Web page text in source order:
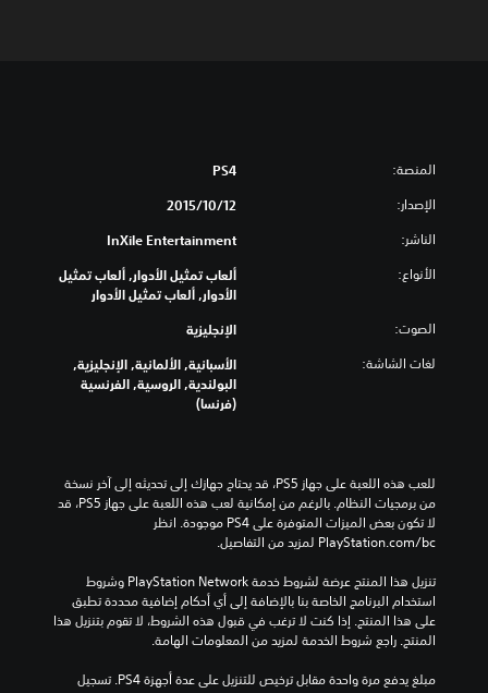
المنصة: PS4
الإصدار: 12‏/10‏/2015
الناشر: InXile Entertainment
الأنواع:
ألعاب تمثيل الأدوار, ألعاب تمثيل
الأدوار, ألعاب تمثيل الأدوار
الصوت: الإنجليزية
لغات الشاشة:
الأسبانية, الألمانية, الإنجليزية,
البولندية, الروسية, الفرنسية
(فرنسا)
‎PlayStation.com/bc لمزيد من التفاصيل.
المنتج. راجع شروط الخدمة لمزيد من المعلومات الهامة.